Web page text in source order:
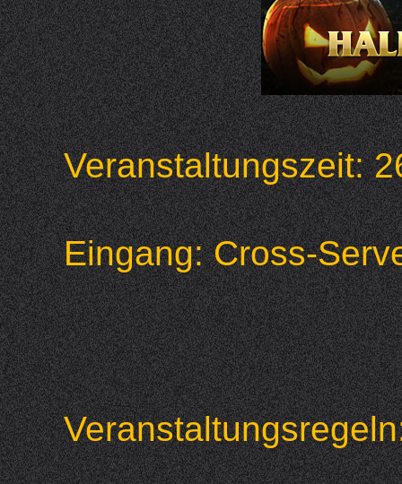
Veranstaltungszeit:
Eingang: Cross-